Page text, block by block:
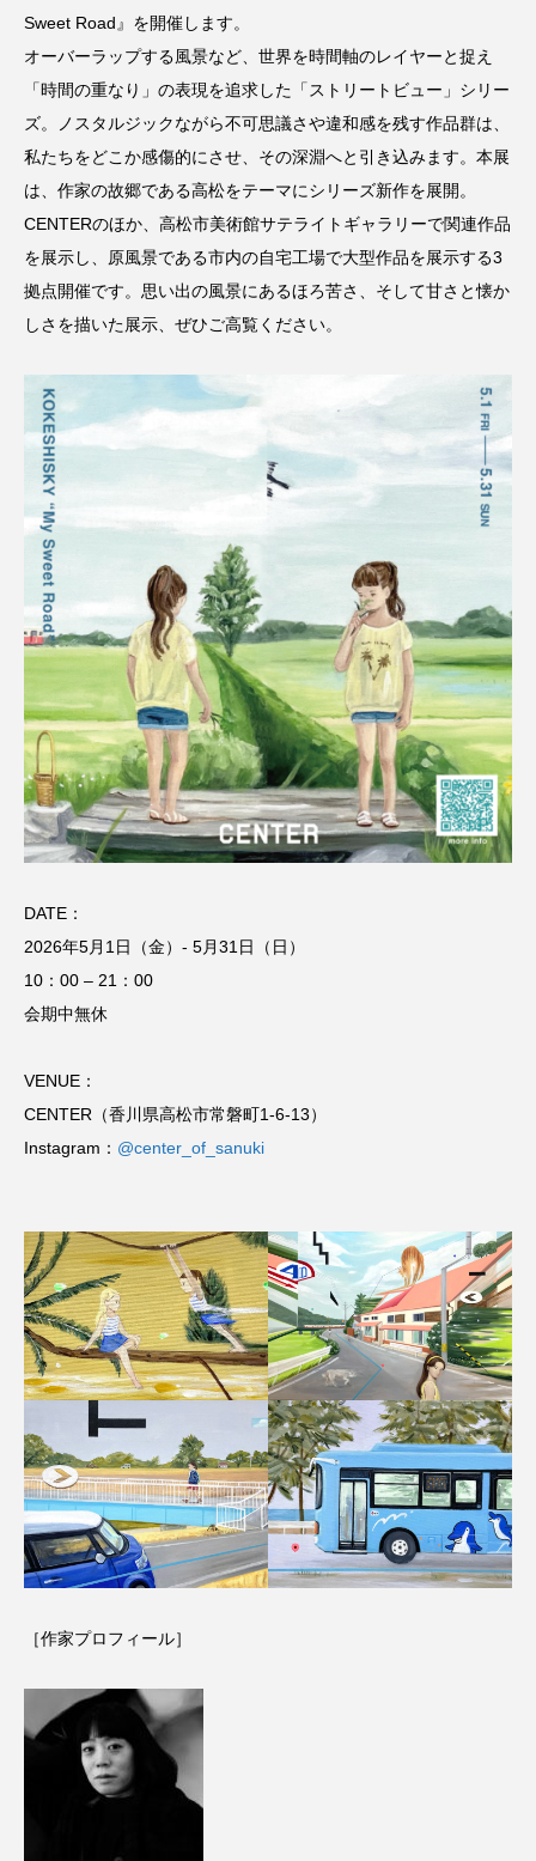
Sweet Road』を開催します。
オーバーラップする風景など、世界を時間軸のレイヤーと捉え
「時間の重なり」の表現を追求した「ストリートビュー」シリー
ズ。ノスタルジックながら不可思議さや違和感を残す作品群は、
私たちをどこか感傷的にさせ、その深淵へと引き込みます。本展
は、作家の故郷である高松をテーマにシリーズ新作を展開。
CENTERのほか、高松市美術館サテライトギャラリーで関連作品
を展示し、原風景である市内の自宅工場で大型作品を展示する3
拠点開催です。思い出の風景にあるほろ苦さ、そして甘さと懐か
しさを描いた展示、ぜひご高覧ください。
DATE：
2026年5月1日（金）- 5月31日（日）
10：00 – 21：00
会期中無休
VENUE：
CENTER（香川県高松市常磐町1-6-13）
Instagram： @center_of_sanuki
［作家プロフィール］